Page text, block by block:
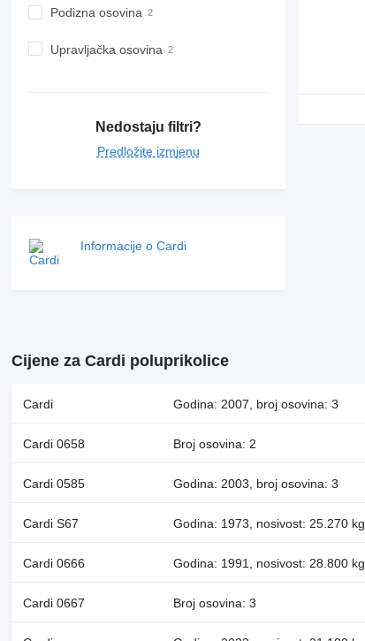
Podizna osovina
Upravljačka osovina
Nedostaju filtri?
Predložite izmjenu
Informacije o Cardi
Cijene za Cardi poluprikolice
Cardi Godina: 2007, broj osovina: 3
Cardi 0658 Broj osovina: 2
Cardi 0585 Godina: 2003, broj osovina: 3
Cardi S67 Godina: 1973, nosivost: 25.270
Cardi 0666 Godina: 1991, nosivost: 28.800
Cardi 0667 Broj osovina: 3